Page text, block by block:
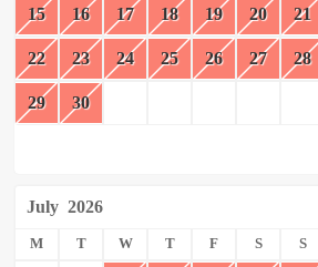
15 16 17 18 19 20 21
22 23 24 25 26 27 28
29 30
July 2026
M T W T F S S